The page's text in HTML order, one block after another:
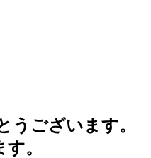
うございます。
。